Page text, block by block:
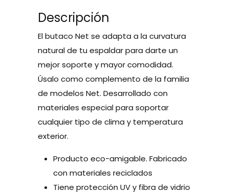
Descripción
El butaco Net se adapta a la curvatura
natural de tu espaldar para darte un
mejor soporte y mayor comodidad.
Úsalo como complemento de la familia
de modelos Net. Desarrollado con
materiales especial para soportar
cualquier tipo de clima y temperatura
exterior.
Producto eco-amigable. Fabricado
con materiales reciclados
Tiene protección UV y fibra de vidrio